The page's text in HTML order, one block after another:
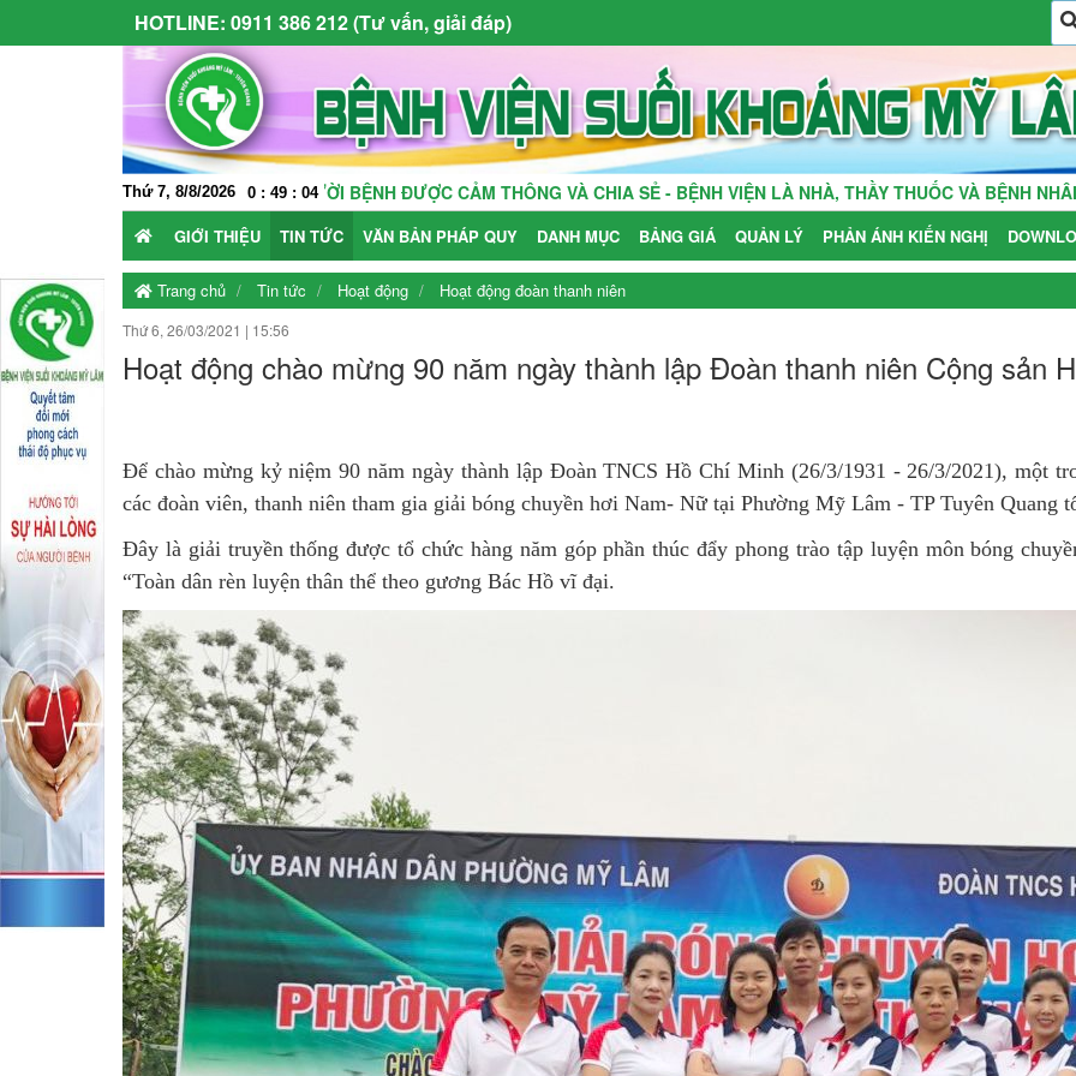
HOTLINE: 0911 386 212 (Tư vấn, giải đáp)
Thứ 7, 8/8/2026 0 : 49 : 05
SẠCH - NƠI NGƯỜI BỆNH ĐƯỢC CẢM THÔNG VÀ CHIA SẺ - BỆNH VIỆN LÀ NHÀ, THẦY THUỐC VÀ BỆNH NHÂN LÀ NHỮNG
GIỚI THIỆU TIN TỨC VĂN BẢN PHÁP QUY DANH MỤC BẢNG GIÁ QUẢN LÝ PHẢN ÁNH KIẾN NGHỊ
Trang chủ Tin tức Hoạt động Hoạt động đoàn thanh niên
Thứ 6, 26/03/2021 | 15:56
Hoạt động chào mừng 90 năm ngày thành lập Đoàn thanh niên Cộng sản
Để chào mừng kỷ niệm 90 năm ngày thành lập Đoàn TNCS Hồ Chí Minh (26/3/1931 - 26/3/2021), một
các đoàn viên, thanh niên tham gia giải bóng chuyền hơi Nam- Nữ tại Phường Mỹ Lâm - TP Tuyên Quang
Đây là giải truyền thống được tổ chức hàng năm góp phần thúc đẩy phong trào tập luyện môn bóng
“Toàn dân rèn luyện thân thể theo gương Bác Hồ vĩ đại.